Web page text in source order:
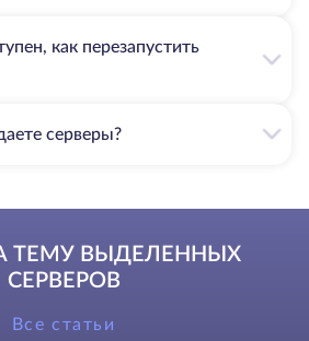
как перезапустить
серверы?
ТЕМУ ВЫДЕЛЕННЫХ
СЕРВЕРОВ
Все статьи